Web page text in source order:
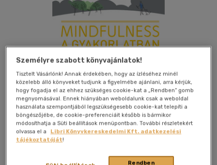
Kívánságlistához adom Megosztom
Libri Könyvkiadó Kft.
Személyre szabott könyvajánlatok!
Tisztelt Vásárlónk! Annak érdekében, hogy az ízléséhez minél
közelebb álló könyveket tudjunk a figyelmébe ajánlani, arra kérjük,
hogy fogadja el az ehhez szükséges cookie-kat a „Rendben” gomb
megnyomásával. Ennek hiányában weboldalunk csak a weboldal
használata szempontjából legszükségesebb cookie-kat telepíti a
böngészőjébe, de cookie-preferenciáit később is bármikor
módosíthatja a Süti beállítások menüpontban. További részletekért
olvassa el a
Libri Könyvkereskedelmi Kft. adatkezelési
tájékoztatóját!
Rendben